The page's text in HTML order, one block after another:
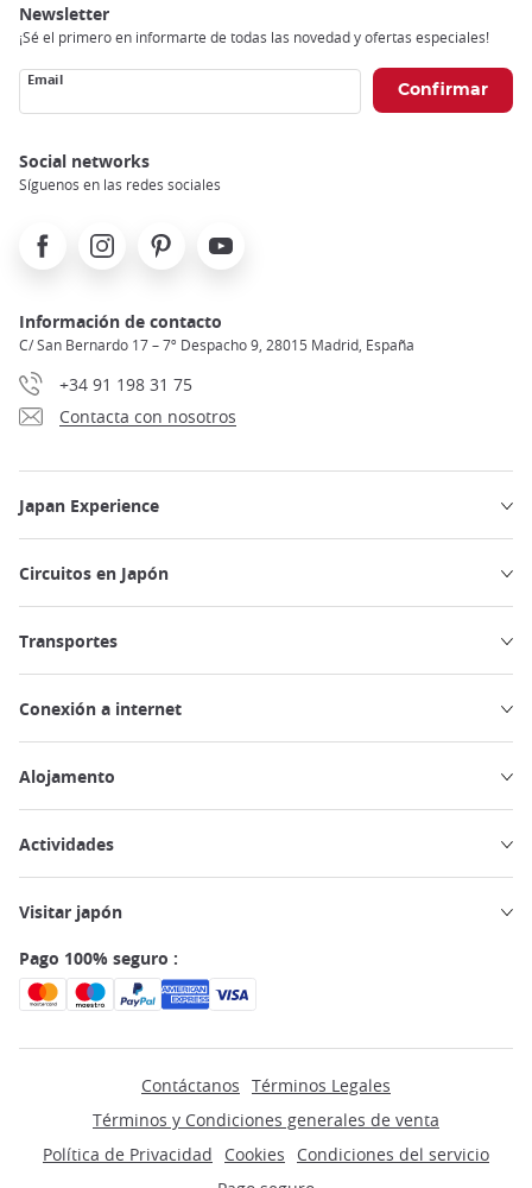
Newsletter
¡Sé el primero en informarte de todas las novedad y ofertas especiales!
Email
Social networks
Síguenos en las redes sociales
FacebookInstagramPinterest Youtube
Información de contacto
C/ San Bernardo 17 – 7º Despacho 9, 28015 Madrid, España
+34 91 198 31 75
Contacta con nosotros
Japan Experience
Circuitos en Japón
Transportes
Conexión a internet
Alojamento
Actividades
Visitar japón
Pago 100% seguro :
Contáctanos Términos Legales
Términos y Condiciones generales de venta
Política de Privacidad
Cookies
Condiciones del servicio